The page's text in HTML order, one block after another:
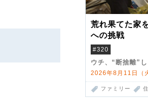
荒れ果てた家
への挑戦
#320
ウチ、“断捨離”し
2026年8月11日（
ファミリー